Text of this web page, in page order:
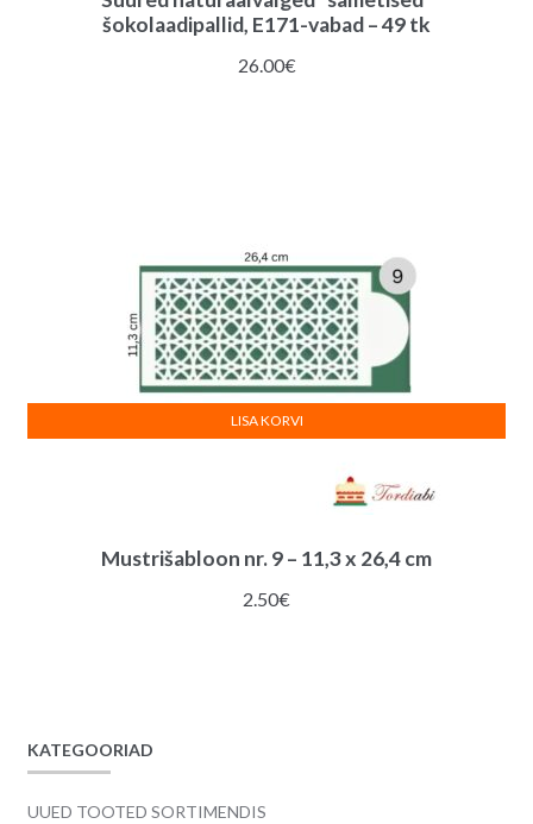
šokolaadipallid, E171-vabad – 49 tk
26.00€
Mustrišabloon nr. 9 – 11,3 x 26,4 cm
2.50€
LISA KORVI
KATEGOORIAD
UUED TOOTED SORTIMENDIS